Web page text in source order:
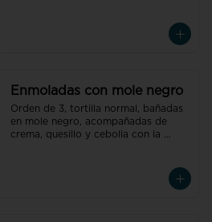
Enmoladas con mole negro
Orden de 3, tortilla normal, bañadas
en mole negro, acompañadas de
crema, quesillo y cebolla con la